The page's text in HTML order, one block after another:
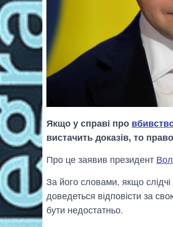
Якщо у справі про
вистачить доказів, то
Про це заявив президент
За його словами, якщо слідчі
доведеться відповісти за
бути недостатньо.